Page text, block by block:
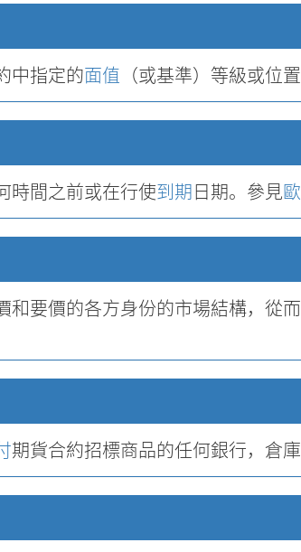
中指定的面值 （或基準）等級或位
時間之前或在行使到期日期。參見
和要價的各方身份的市場結構，從
期貨合約招標商品的任何銀行，倉